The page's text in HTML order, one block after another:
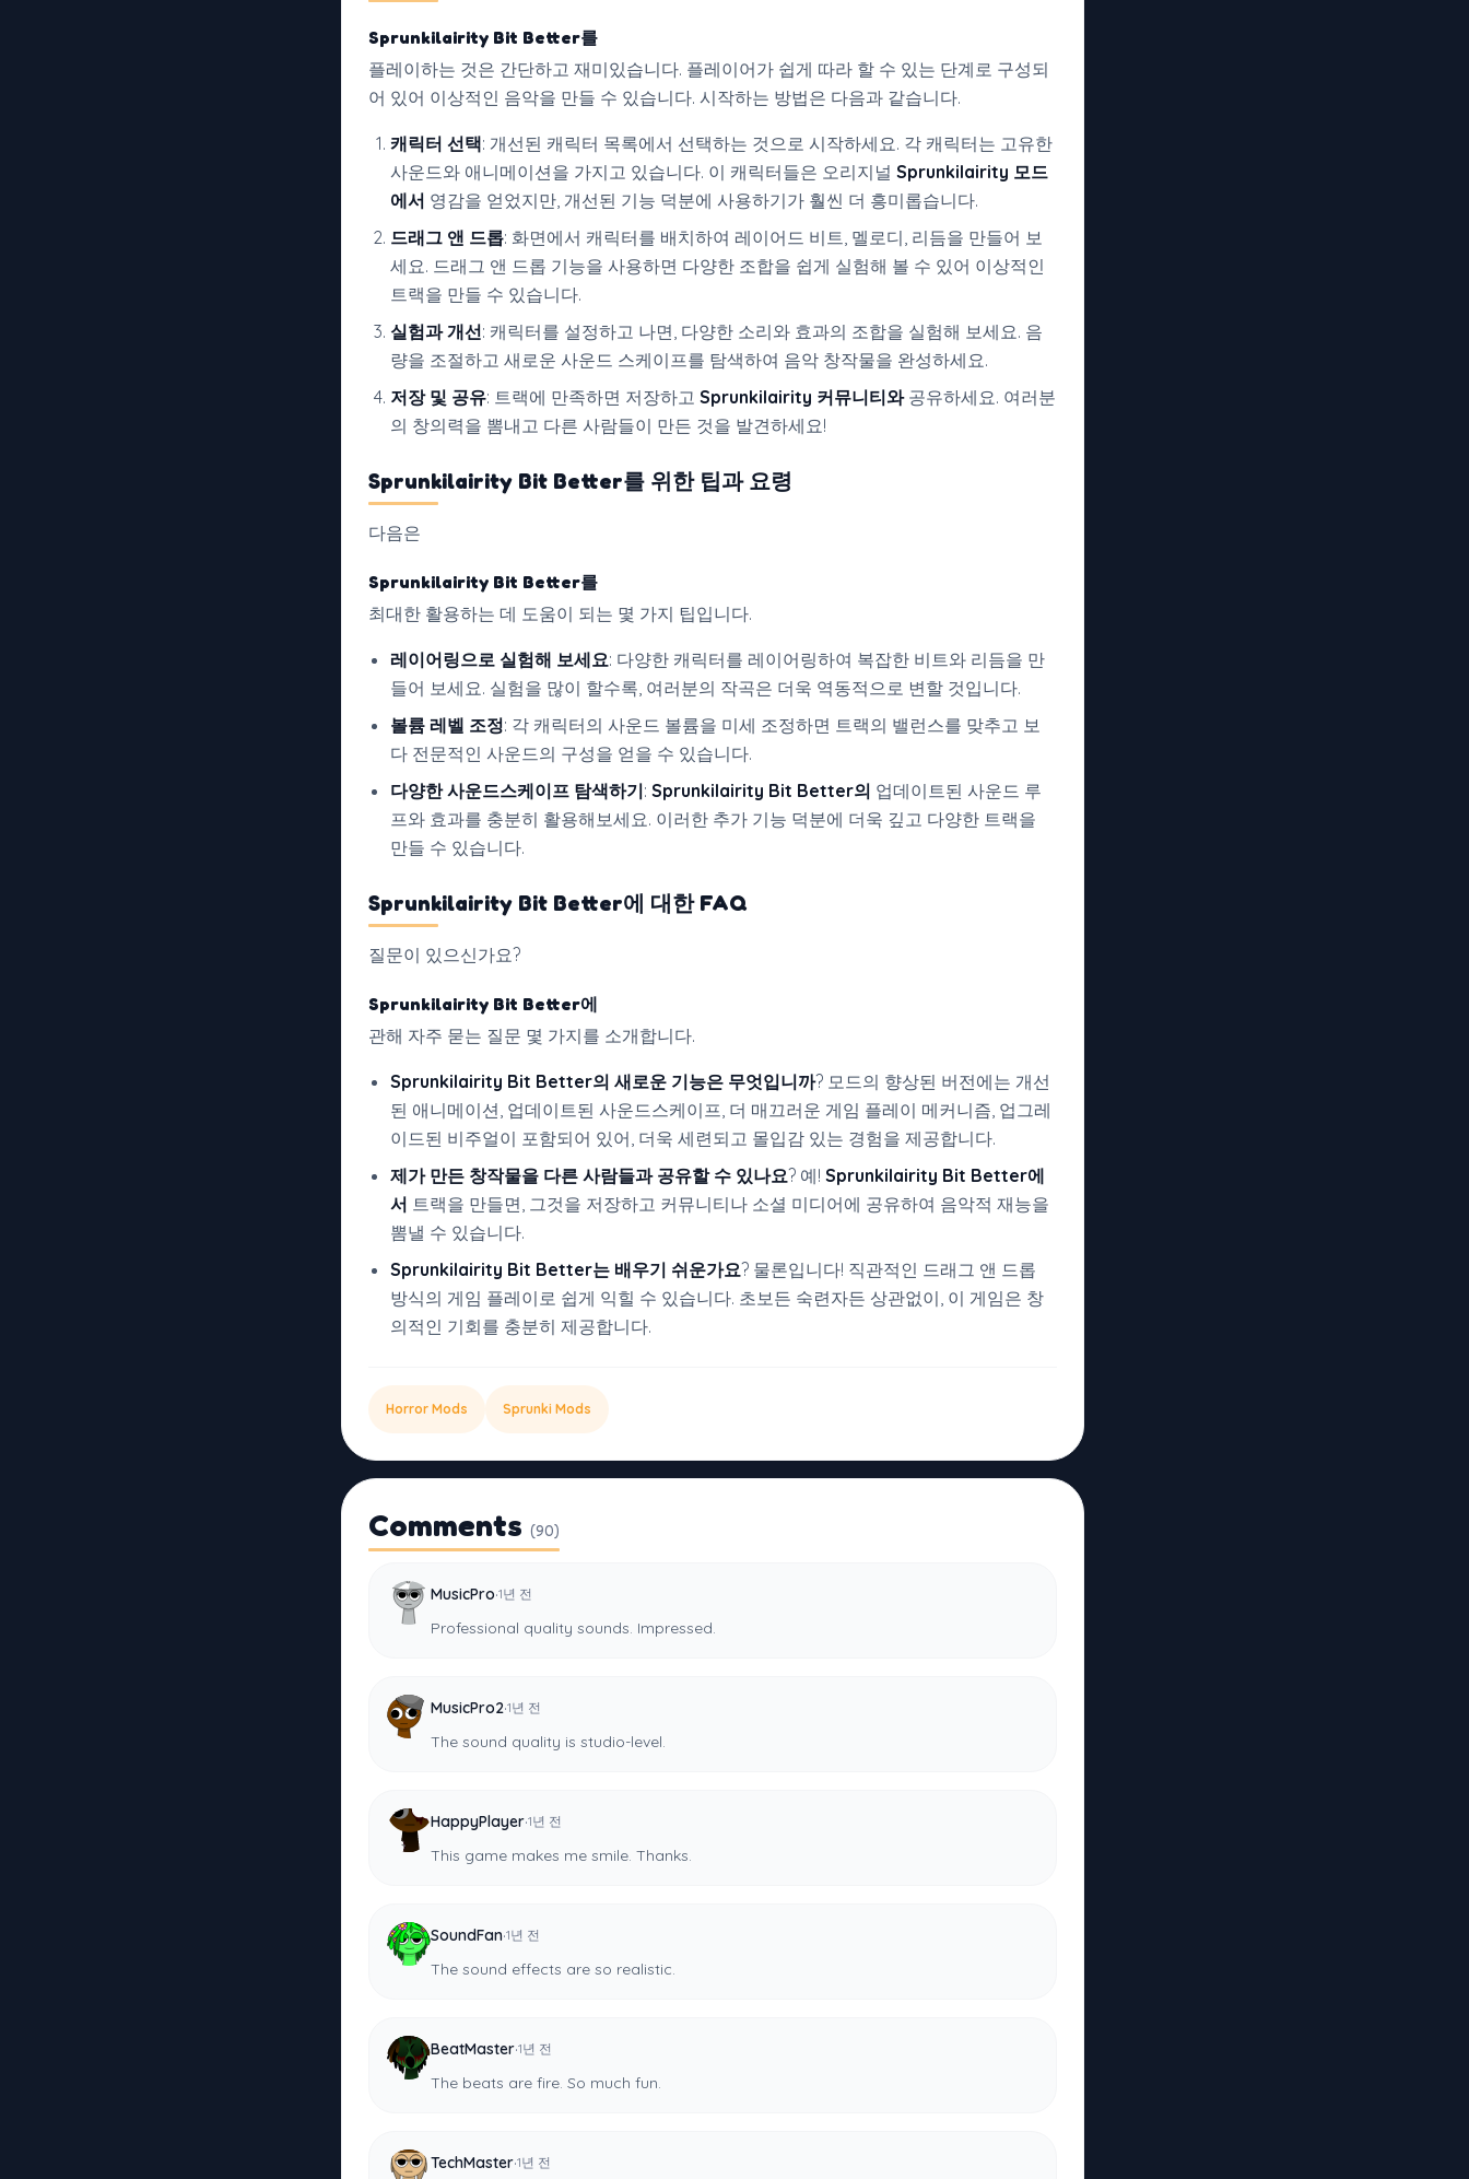
Sprunkilairity Bit Better를
플레이하는 것은 간단하고 재미있습니다. 플레이어가 쉽게 따라 할 수 있는 단계로 구성되
어 있어 이상적인 음악을 만들 수 있습니다. 시작하는 방법은 다음과 같습니다.
캐릭터 선택: 개선된 캐릭터 목록에서 선택하는 것으로 시작하세요. 각 캐릭터는 고유한
사운드와 애니메이션을 가지고 있습니다. 이 캐릭터들은 오리지널 Sprunkilairity 모드
에서 영감을 얻었지만, 개선된 기능 덕분에 사용하기가 훨씬 더 흥미롭습니다.
드래그 앤 드롭: 화면에서 캐릭터를 배치하여 레이어드 비트, 멜로디, 리듬을 만들어 보
세요. 드래그 앤 드롭 기능을 사용하면 다양한 조합을 쉽게 실험해 볼 수 있어 이상적인
트랙을 만들 수 있습니다.
실험과 개선: 캐릭터를 설정하고 나면, 다양한 소리와 효과의 조합을 실험해 보세요. 음
량을 조절하고 새로운 사운드 스케이프를 탐색하여 음악 창작물을 완성하세요.
저장 및 공유: 트랙에 만족하면 저장하고 Sprunkilairity 커뮤니티와공유하세요. 여러분
의 창의력을 뽐내고 다른 사람들이 만든 것을 발견하세요!
Sprunkilairity Bit Better를 위한 팁과 요령
다음은
Sprunkilairity Bit Better를
최대한 활용하는 데 도움이 되는 몇 가지 팁입니다.
레이어링으로 실험해 보세요: 다양한 캐릭터를 레이어링하여 복잡한 비트와 리듬을 만
들어 보세요. 실험을 많이 할수록, 여러분의 작곡은 더욱 역동적으로 변할 것입니다.
볼륨 레벨 조정: 각 캐릭터의 사운드 볼륨을 미세 조정하면 트랙의 밸런스를 맞추고 보
다 전문적인 사운드의 구성을 얻을 수 있습니다.
다양한 사운드스케이프 탐색하기: Sprunkilairity Bit Better의 업데이트된 사운드 루
프와 효과를 충분히 활용해보세요. 이러한 추가 기능 덕분에 더욱 깊고 다양한 트랙을
만들 수 있습니다.
Sprunkilairity Bit Better에 대한 FAQ
질문이 있으신가요?
Sprunkilairity Bit Better에
관해 자주 묻는 질문 몇 가지를 소개합니다.
Sprunkilairity Bit Better의 새로운 기능은 무엇입니까? 모드의 향상된 버전에는 개선
된 애니메이션, 업데이트된 사운드스케이프, 더 매끄러운 게임 플레이 메커니즘, 업그레
이드된 비주얼이 포함되어 있어, 더욱 세련되고 몰입감 있는 경험을 제공합니다.
제가 만든 창작물을 다른 사람들과 공유할 수 있나요? 예! Sprunkilairity Bit Better에
서 트랙을 만들면, 그것을 저장하고 커뮤니티나 소셜 미디어에 공유하여 음악적 재능을
뽐낼 수 있습니다.
Sprunkilairity Bit Better는 배우기 쉬운가요? 물론입니다! 직관적인 드래그 앤 드롭
방식의 게임 플레이로 쉽게 익힐 수 있습니다. 초보든 숙련자든 상관없이, 이 게임은 창
의적인 기회를 충분히 제공합니다.
Horror Mods Sprunki Mods
Comments (90)
MusicPro·1년 전
Professional quality sounds. Impressed.
MusicPro2·1년 전
The sound quality is studio-level.
HappyPlayer·1년 전
This game makes me smile. Thanks.
SoundFan·1년 전
The sound effects are so realistic.
BeatMaster·1년 전
The beats are fire. So much fun.
TechMaster·1년 전